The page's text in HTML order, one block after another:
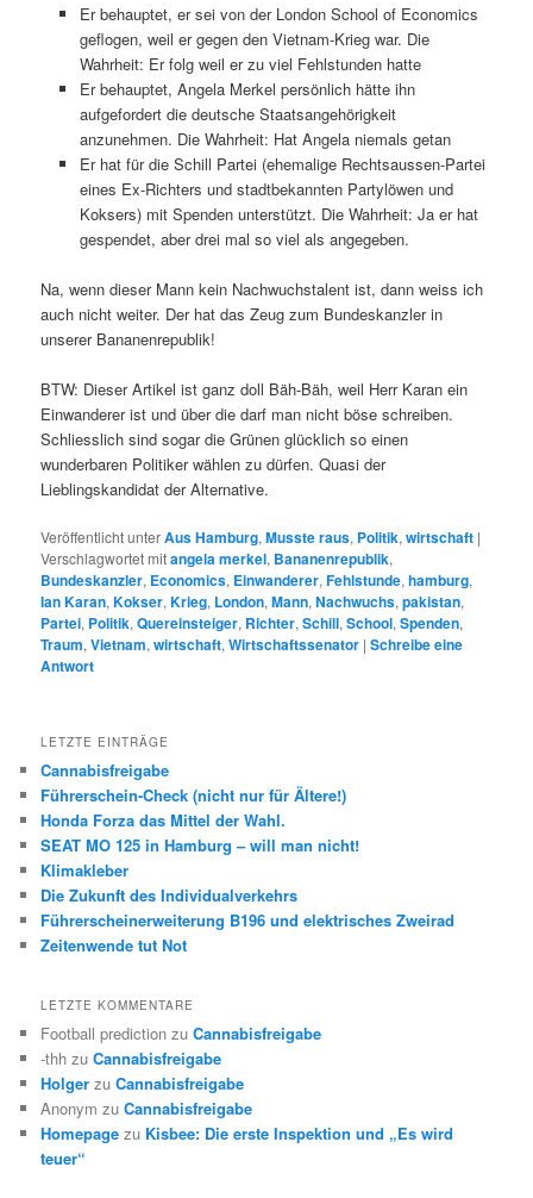
Er behauptet, er sei von der London School of Economics
geflogen, weil er gegen den Vietnam-Krieg war. Die
Wahrheit: Er folg weil er zu viel Fehlstunden hatte
Er behauptet, Angela Merkel persönlich hätte ihn
aufgefordert die deutsche Staatsangehörigkeit
anzunehmen. Die Wahrheit: Hat Angela niemals getan
Er hat für die Schill Partei (ehemalige Rechtsaussen-Partei
eines Ex-Richters und stadtbekannten Partylöwen und
Koksers) mit Spenden unterstützt. Die Wahrheit: Ja er hat
gespendet, aber drei mal so viel als angegeben.
Na, wenn dieser Mann kein Nachwuchstalent ist, dann weiss ich
auch nicht weiter. Der hat das Zeug zum Bundeskanzler in
unserer Bananenrepublik!
BTW: Dieser Artikel ist ganz doll Bäh-Bäh, weil Herr Karan ein
Einwanderer ist und über die darf man nicht böse schreiben.
Schliesslich sind sogar die Grünen glücklich so einen
wunderbaren Politiker wählen zu dürfen. Quasi der
Lieblingskandidat der Alternative.
Veröffentlicht unterAus Hamburg,Musste raus, Politik,wirtschaft |
Verschlagwortet mitangela merkel, Bananenrepublik,
Bundeskanzler, Economics, Einwanderer,Fehlstunde,hamburg,
Ian Karan,Kokser,Krieg, London,Mann,Nachwuchs,pakistan,
Partei, Politik,Quereinsteiger, Richter,Schill,School,Spenden,
Traum,Vietnam,wirtschaft,Wirtschaftssenator |Schreibe eine
Antwort
LETZTE EINTRÄGE
Cannabisfreigabe
Führerschein-Check (nicht nur für Ältere!)
Honda Forza das Mittel der Wahl.
SEAT MO 125 in Hamburg – will man nicht!
Klimakleber
Die Zukunft des Individualverkehrs
Führerscheinerweiterung B196 und elektrisches Zweirad
Zeitenwende tut Not
LETZTE KOMMENTARE
Football prediction zuCannabisfreigabe
-thh zuCannabisfreigabe
Holger zuCannabisfreigabe
Anonym zuCannabisfreigabe
Homepage zu Kisbee: Die erste Inspektion und „Es wird
teuer“